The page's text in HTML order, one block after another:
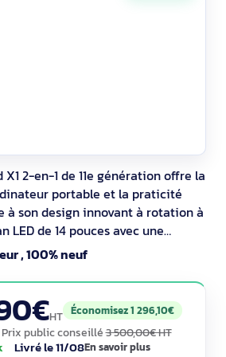
X1 2-en-1 de 11e génération offre la
portable et la praticité
à son design innovant à rotation à
LED de 14 pouces avec une
x 1200, cet appareil offre des
une large gamme de couleurs
sRGB, ce qui le rend idéal
, 100% neuf
HT Économisez 1 296,10€
Prix public conseillé3 500,00€ HT
Livré le 11/08En savoir plus